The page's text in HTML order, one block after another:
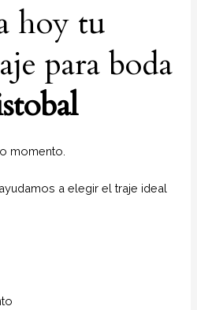
hoy tu
para boda
momento.
a elegir el traje ideal